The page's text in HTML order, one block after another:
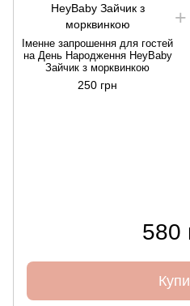
Іменне запрошення для гостей
на День Народження HeyBaby
Зайчик з морквинкою
250 грн
580